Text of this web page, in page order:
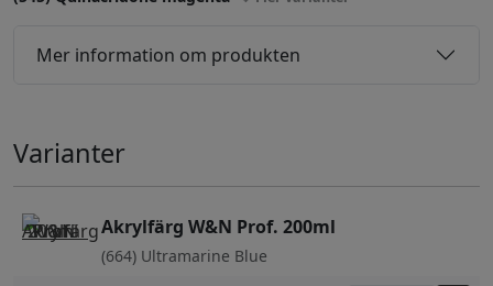
Mer information om produkten
Varianter
Akrylfärg W&N Prof. 200ml
(664) Ultramarine Blue